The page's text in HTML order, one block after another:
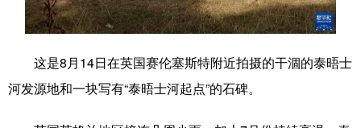
食品 人居 信息化 数字经济
这是8月14日在英国赛伦塞斯特附近拍摄的干涸的泰晤士
河发源地和一块写有“泰晤士河起点”的石碑。